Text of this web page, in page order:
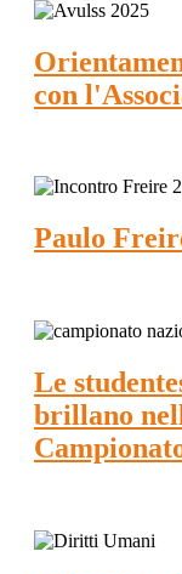
con
Paulo
Le
brillano